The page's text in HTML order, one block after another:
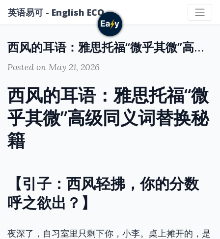
英语易可 - English ECO
西风的耳语：雅思托福“微乎其微”高级同义词替换秘籍
Posted on May 21, 2026
西风的耳语：雅思托福“微
乎其微”高级同义词替换秘
籍
【引子：西风轻拂，你的分数
呼之欲出？】
夜深了，自习室里只剩下你，小李。桌上摊开的，是